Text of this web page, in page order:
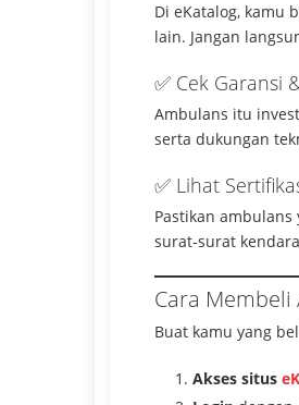
Di eKatalog, kamu
lain. Jangan
✅ Cek Garansi
Ambulans itu
serta dukungan
✅ Lihat
Pastikan
surat-surat
Cara
Buat kamu yang
Akses situs